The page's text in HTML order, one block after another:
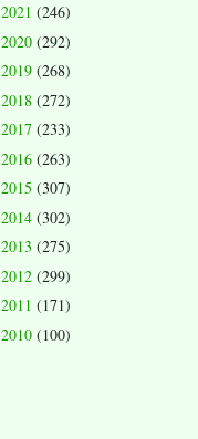
2021 (246)
2020 (292)
2019 (268)
2018 (272)
2017 (233)
2016 (263)
2015 (307)
2014 (302)
2013 (275)
2012 (299)
2011 (171)
2010 (100)